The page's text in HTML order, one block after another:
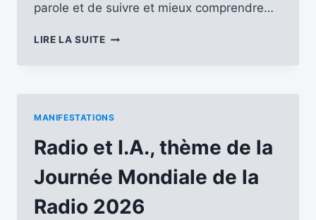
parole et de suivre et mieux comprendre…
LIRE LA SUITEJOURNÉE
LE
FIL
MANIFESTATIONS
Radio et I.A., thème de la
Journée Mondiale de la
Radio 2026